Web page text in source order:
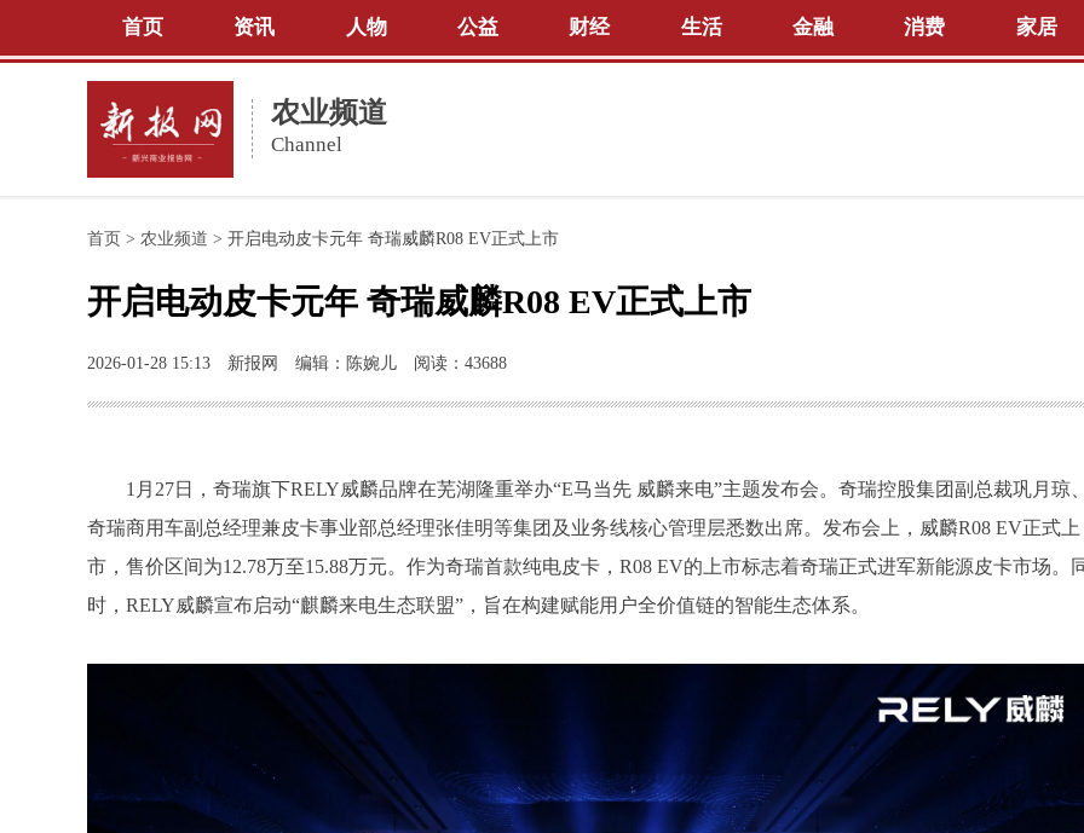
首页 资讯 人物 公益 财经 生活 金融 消费 家居
农业频道
Channel
首页 > 农业频道 > 开启电动皮卡元年 奇瑞威麟R08 EV正式上市
开启电动皮卡元年 奇瑞威麟R08 EV正式上市
2026-01-28 15:13 新报网 编辑：陈婉儿 阅读：43688
1月27日，奇瑞旗下RELY威麟品牌在芜湖隆重举办“E马当先 威麟来电”主题发布会。奇瑞控股集团副总裁巩月琼
奇瑞商用车副总经理兼皮卡事业部总经理张佳明等集团及业务线核心管理层悉数出席。发布会上，威麟R08 EV正式上
市，售价区间为12.78万至15.88万元。作为奇瑞首款纯电皮卡，R08 EV的上市标志着奇瑞正式进军新能源皮卡市场。
时，RELY威麟宣布启动“麒麟来电生态联盟”，旨在构建赋能用户全价值链的智能生态体系。